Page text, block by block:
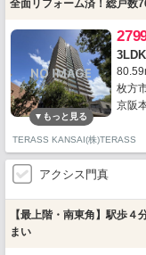
全面リフォーム済！総戸数
3LDK
枚方
京阪
TERASS KANSAI(株)TERASS
アクシス門真
【最上階・南東角】駅歩
まい